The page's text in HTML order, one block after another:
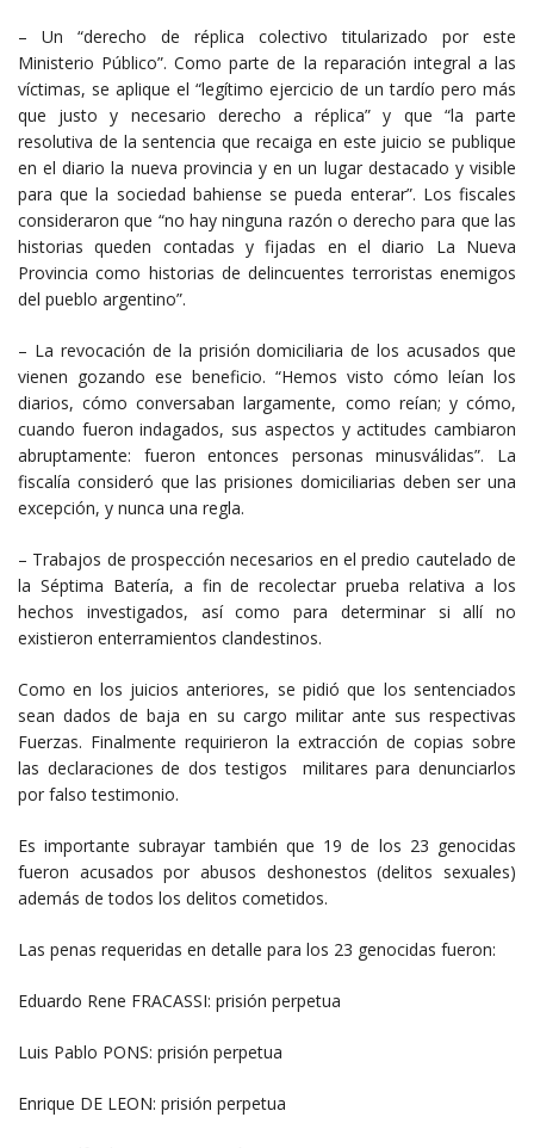
– Un “derecho de réplica colectivo titularizado por este
Ministerio Público”. Como parte de la reparación integral a las
víctimas, se aplique el “legítimo ejercicio de un tardío pero más
que justo y necesario derecho a réplica” y que “la parte
resolutiva de la sentencia que recaiga en este juicio se publique
en el diario la nueva provincia y en un lugar destacado y visible
para que la sociedad bahiense se pueda enterar”. Los fiscales
consideraron que “no hay ninguna razón o derecho para que las
historias queden contadas y fijadas en el diario La Nueva
Provincia como historias de delincuentes terroristas enemigos
del pueblo argentino”.
– La revocación de la prisión domiciliaria de los acusados que
vienen gozando ese beneficio. “Hemos visto cómo leían los
diarios, cómo conversaban largamente, como reían; y cómo,
cuando fueron indagados, sus aspectos y actitudes cambiaron
abruptamente: fueron entonces personas minusválidas”. La
fiscalía consideró que las prisiones domiciliarias deben ser una
excepción, y nunca una regla.
– Trabajos de prospección necesarios en el predio cautelado de
la Séptima Batería, a fin de recolectar prueba relativa a los
hechos investigados, así como para determinar si allí no
existieron enterramientos clandestinos.
Como en los juicios anteriores, se pidió que los sentenciados
sean dados de baja en su cargo militar ante sus respectivas
Fuerzas. Finalmente requirieron la extracción de copias sobre
las declaraciones de dos testigos militares para denunciarlos
por falso testimonio.
Es importante subrayar también que 19 de los 23 genocidas
fueron acusados por abusos deshonestos (delitos sexuales)
además de todos los delitos cometidos.
Las penas requeridas en detalle para los 23 genocidas fueron:
Eduardo Rene FRACASSI: prisión perpetua
Luis Pablo PONS: prisión perpetua
Enrique DE LEON: prisión perpetua